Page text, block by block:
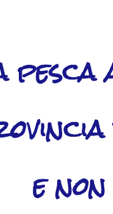
pesca
e